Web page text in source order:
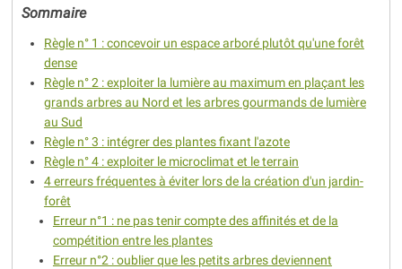
Sommaire
Règle n° 1 : concevoir un espace arboré plutôt qu'une forêt
dense
Règle n° 2 : exploiter la lumière au maximum en plaçant les
grands arbres au Nord et les arbres gourmands de lumière
au Sud
Règle n° 3 : intégrer des plantes fixant l'azote
Règle n° 4 : exploiter le microclimat et le terrain
4 erreurs fréquentes à éviter lors de la création d'un jardin-
forêt
Erreur n°1 : ne pas tenir compte des affinités et de la
compétition entre les plantes
Erreur n°2 : oublier que les petits arbres deviennent